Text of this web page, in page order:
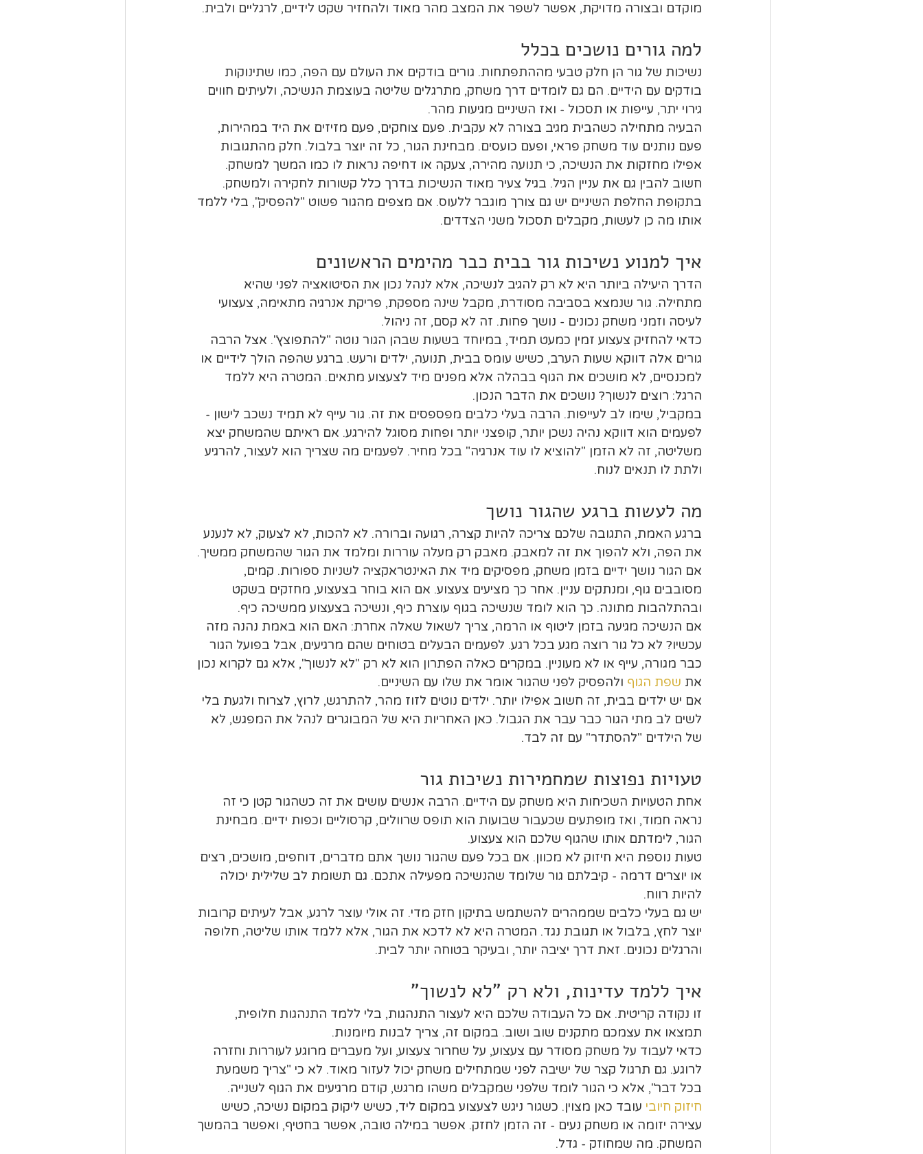
מוקדם ובצורה מדויקת, אפשר לשפר את המצב מהר מאוד ולהחזיר שקט לידיים, לרגליים ולבית.
למה גורים נושכים בכלל
נשיכות של גור הן חלק טבעי מההתפתחות. גורים בודקים את העולם עם הפה, כמו שתינוקות
בודקים עם הידיים. הם גם לומדים דרך משחק, מתרגלים שליטה בעוצמת הנשיכה, ולעיתים חווים
גירוי יתר, עייפות או תסכול - ואז השיניים מגיעות מהר.
הבעיה מתחילה כשהבית מגיב בצורה לא עקבית. פעם צוחקים, פעם מזיזים את היד במהירות,
פעם נותנים עוד משחק פראי, ופעם כועסים. מבחינת הגור, כל זה יוצר בלבול. חלק מהתגובות
אפילו מחזקות את הנשיכה, כי תנועה מהירה, צעקה או דחיפה נראות לו כמו המשך למשחק.
חשוב להבין גם את עניין הגיל. בגיל צעיר מאוד הנשיכות בדרך כלל קשורות לחקירה ולמשחק.
בתקופת החלפת השיניים יש גם צורך מוגבר ללעוס. אם מצפים מהגור פשוט "להפסיק", בלי ללמד
אותו מה כן לעשות, מקבלים תסכול משני הצדדים.
איך למנוע נשיכות גור בבית כבר מהימים הראשונים
הדרך היעילה ביותר היא לא רק להגיב לנשיכה, אלא לנהל נכון את הסיטואציה לפני שהיא
מתחילה. גור שנמצא בסביבה מסודרת, מקבל שינה מספקת, פריקת אנרגיה מתאימה, צעצועי
לעיסה וזמני משחק נכונים - נושך פחות. זה לא קסם, זה ניהול.
כדאי להחזיק צעצוע זמין כמעט תמיד, במיוחד בשעות שבהן הגור נוטה "להתפוצץ". אצל הרבה
גורים אלה דווקא שעות הערב, כשיש עומס בבית, תנועה, ילדים ורעש. ברגע שהפה הולך לידיים או
למכנסיים, לא מושכים את הגוף בבהלה אלא מפנים מיד לצעצוע מתאים. המטרה היא ללמד
הרגל: רוצים לנשוך? נושכים את הדבר הנכון.
במקביל, שימו לב לעייפות. הרבה בעלי כלבים מפספסים את זה. גור עייף לא תמיד נשכב לישון -
לפעמים הוא דווקא נהיה נשכן יותר, קופצני יותר ופחות מסוגל להירגע. אם ראיתם שהמשחק יצא
משליטה, זה לא הזמן "להוציא לו עוד אנרגיה" בכל מחיר. לפעמים מה שצריך הוא לעצור, להרגיע
ולתת לו תנאים לנוח.
מה לעשות ברגע שהגור נושך
ברגע האמת, התגובה שלכם צריכה להיות קצרה, רגועה וברורה. לא להכות, לא לצעוק, לא לנענע
את הפה, ולא להפוך את זה למאבק. מאבק רק מעלה עוררות ומלמד את הגור שהמשחק ממשיך.
אם הגור נושך ידיים בזמן משחק, מפסיקים מיד את האינטראקציה לשניות ספורות. קמים,
מסובבים גוף, ומנתקים עניין. אחר כך מציעים צעצוע. אם הוא בוחר בצעצוע, מחזקים בשקט
ובהתלהבות מתונה. כך הוא לומד שנשיכה בגוף עוצרת כיף, ונשיכה בצעצוע ממשיכה כיף.
אם הנשיכה מגיעה בזמן ליטוף או הרמה, צריך לשאול שאלה אחרת: האם הוא באמת נהנה מזה
עכשיו? לא כל גור רוצה מגע בכל רגע. לפעמים הבעלים בטוחים שהם מרגיעים, אבל בפועל הגור
כבר מגורה, עייף או לא מעוניין. במקרים כאלה הפתרון הוא לא רק "לא לנשוך", אלא גם לקרוא נכון
את שפת הגוף ולהפסיק לפני שהגור אומר את שלו עם השיניים.
אם יש ילדים בבית, זה חשוב אפילו יותר. ילדים נוטים לזוז מהר, להתרגש, לרוץ, לצרוח ולגעת בלי
לשים לב מתי הגור כבר עבר את הגבול. כאן האחריות היא של המבוגרים לנהל את המפגש, לא
של הילדים "להסתדר" עם זה לבד.
טעויות נפוצות שמחמירות נשיכות גור
אחת הטעויות השכיחות היא משחק עם הידיים. הרבה אנשים עושים את זה כשהגור קטן כי זה
נראה חמוד, ואז מופתעים שכעבור שבועות הוא תופס שרוולים, קרסוליים וכפות ידיים. מבחינת
הגור, לימדתם אותו שהגוף שלכם הוא צעצוע.
טעות נוספת היא חיזוק לא מכוון. אם בכל פעם שהגור נושך אתם מדברים, דוחפים, מושכים, רצים
או יוצרים דרמה - קיבלתם גור שלומד שהנשיכה מפעילה אתכם. גם תשומת לב שלילית יכולה
להיות רווח.
יש גם בעלי כלבים שממהרים להשתמש בתיקון חזק מדי. זה אולי עוצר לרגע, אבל לעיתים קרובות
יוצר לחץ, בלבול או תגובת נגד. המטרה היא לא לדכא את הגור, אלא ללמד אותו שליטה, חלופה
והרגלים נכונים. זאת דרך יציבה יותר, ובעיקר בטוחה יותר לבית.
איך ללמד עדינות, ולא רק "לא לנשוך"
זו נקודה קריטית. אם כל העבודה שלכם היא לעצור התנהגות, בלי ללמד התנהגות חלופית,
תמצאו את עצמכם מתקנים שוב ושוב. במקום זה, צריך לבנות מיומנות.
כדאי לעבוד על משחק מסודר עם צעצוע, על שחרור צעצוע, ועל מעברים מרוגע לעוררות וחזרה
לרוגע. גם תרגול קצר של ישיבה לפני שמתחילים משחק יכול לעזור מאוד. לא כי "צריך משמעת
בכל דבר", אלא כי הגור לומד שלפני שמקבלים משהו מרגש, קודם מרגיעים את הגוף לשנייה.
חיזוק חיובי עובד כאן מצוין. כשגור ניגש לצעצוע במקום ליד, כשיש ליקוק במקום נשיכה, כשיש
עצירה יזומה או משחק נעים - זה הזמן לחזק. אפשר במילה טובה, אפשר בחטיף, ואפשר בהמשך
המשחק. מה שמחוזק - גדל.